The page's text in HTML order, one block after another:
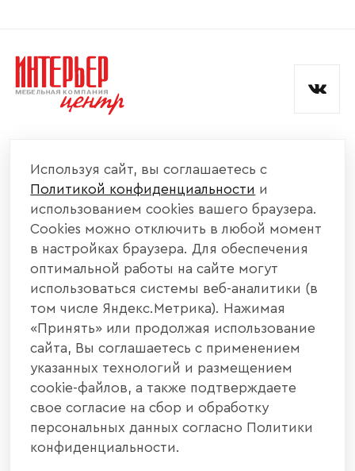
КАТАЛОГ МЕБЕЛИ
ИНФОРМАЦИЯ
НАШИ КОНТАКТЫ
+7 800 700 20 58
440004, г. Пенза, ул. Рябова, д. 31
info@interier-center.ru
Согласен с
и обработкой данных.
Используя сайт, вы соглашаетесь с
Политикой конфиденциальности и
использованием cookies вашего браузера.
Cookies можно отключить в любой момент
в настройках браузера. Для обеспечения
оптимальной работы на сайте могут
использоваться системы веб-аналитики (в
том числе Яндекс.Метрика). Нажимая
«Принять» или продолжая использование
сайта, Вы соглашаетесь с применением
указанных технологий и размещением
cookie-файлов, а также подтверждаете
свое согласие на сбор и обработку
персональных данных согласно Политики
конфиденциальности.